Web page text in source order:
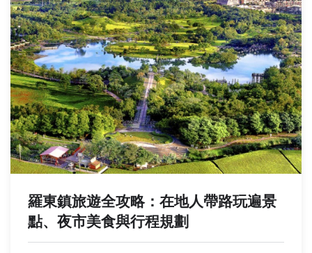
羅東鎮旅遊全攻略：在地人帶路玩遍景
點、夜市美食與行程規劃